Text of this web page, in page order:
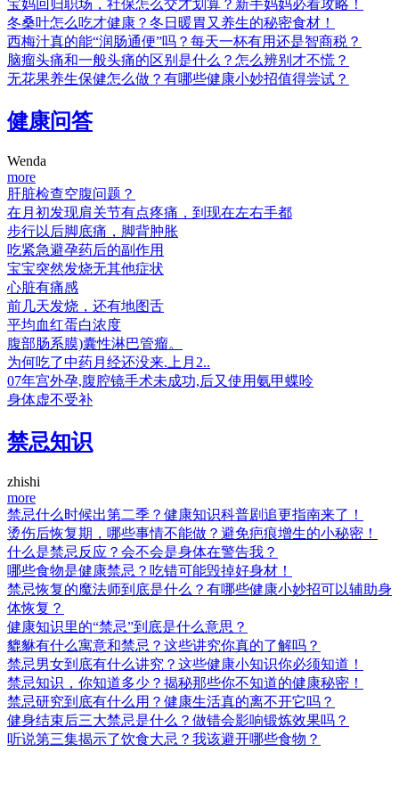
宝妈回归职场，社保怎么交才划算？新手妈妈必看攻略！
冬桑叶怎么吃才健康？冬日暖胃又养生的秘密食材！
西梅汁真的能“润肠通便”吗？每天一杯有用还是智商税？
脑瘤头痛和一般头痛的区别是什么？怎么辨别才不慌？
无花果养生保健怎么做？有哪些健康小妙招值得尝试？
健康问答
Wenda
more
肝脏检查空腹问题？
在月初发现肩关节有点疼痛，到现在左右手都
步行以后脚底痛，脚背肿胀
吃紧急避孕药后的副作用
宝宝突然发烧无其他症状
心脏有痛感
前几天发烧，还有地图舌
平均血红蛋白浓度
腹部肠系膜)囊性淋巴管瘤。
为何吃了中药月经还没来.上月2..
07年宫外孕,腹腔镜手术未成功,后又使用氨甲蝶呤
身体虚不受补
禁忌知识
zhishi
more
禁忌什么时候出第二季？健康知识科普剧追更指南来了！
烫伤后恢复期，哪些事情不能做？避免疤痕增生的小秘密！
什么是禁忌反应？会不会是身体在警告我？
哪些食物是健康禁忌？吃错可能毁掉好身材！
禁忌恢复的魔法师到底是什么？有哪些健康小妙招可以辅助身
体恢复？
健康知识里的“禁忌”到底是什么意思？
貔貅有什么寓意和禁忌？这些讲究你真的了解吗？
禁忌男女到底有什么讲究？这些健康小知识你必须知道！
禁忌知识，你知道多少？揭秘那些你不知道的健康秘密！
禁忌研究到底有什么用？健康生活真的离不开它吗？
健身结束后三大禁忌是什么？做错会影响锻炼效果吗？
听说第三集揭示了饮食大忌？我该避开哪些食物？